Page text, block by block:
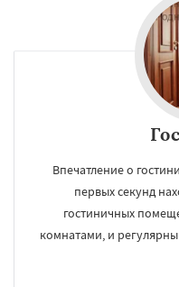
Впечатление о
первых секунд
гостиничных
комнатами, и